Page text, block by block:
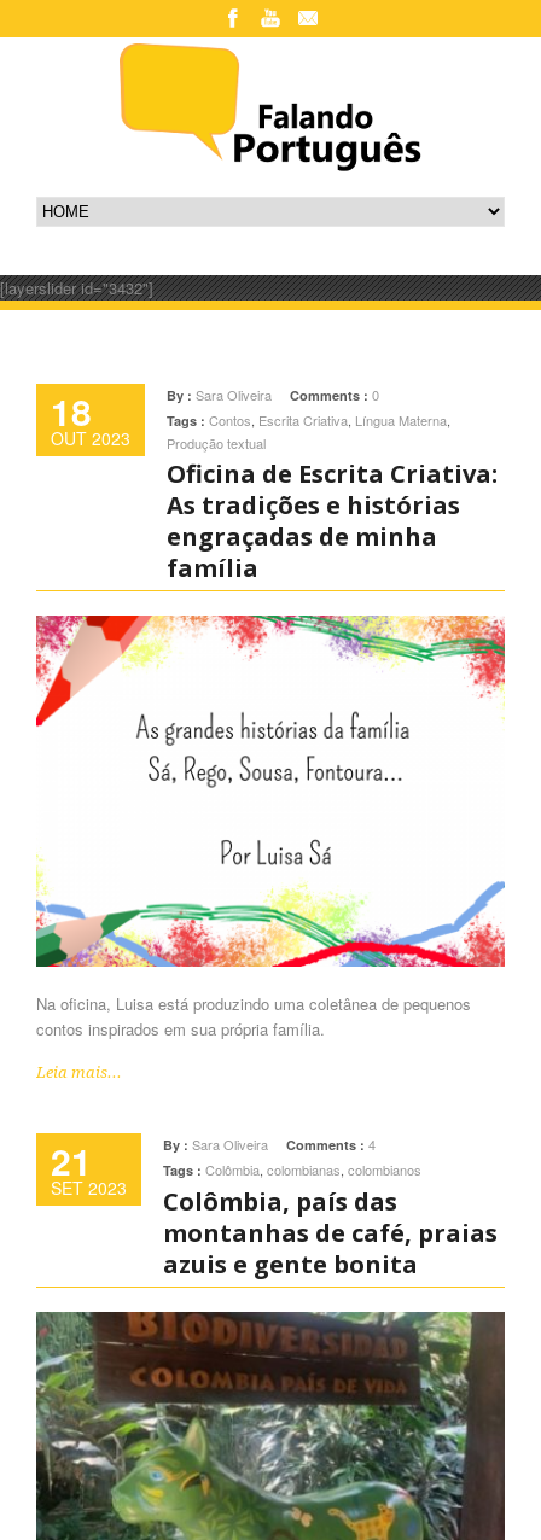
[layerslider id="3432"]
18
OUT 2023
By : Sara Oliveira Comments : 0
Tags : Contos Escrita Criativa Língua Materna
Produção textual
Oficina de Escrita Criativa:
As tradições e histórias
engraçadas de minha
família
Na oficina, Luisa está produzindo uma coletânea de pequenos
contos inspirados em sua própria família.
Leia mais...
21
SET 2023
By : Sara Oliveira Comments : 4
Tags : Colômbia colombianas colombianos
Colômbia, país das
montanhas de café, praias
azuis e gente bonita